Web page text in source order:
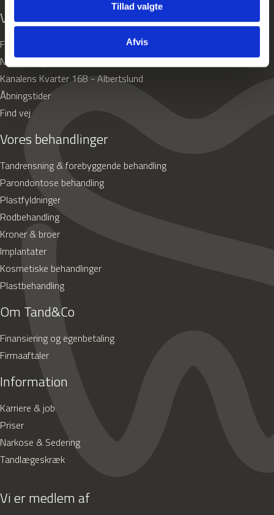
Tillad valgte
Afvis
Vores klinikker
Falkoner Allé 36 - Frederiksberg
Nørre Voldgade 94 - København K
Kanalens Kvarter 168 - Albertslund
Åbningstider
Find vej
Vores behandlinger
Tandrensning & forebyggende behandling
Parondontose behandling
Plastfyldninger
Rodbehandling
Kroner & broer
Implantater
Kosmetiske behandlinger
Plastbehandling
Om Tand&Co
Finansiering og egenbetaling
Firmaaftaler
Information
Karriere & job
Priser
Narkose & Sedering
Tandlægeskræk
Vi er medlem af